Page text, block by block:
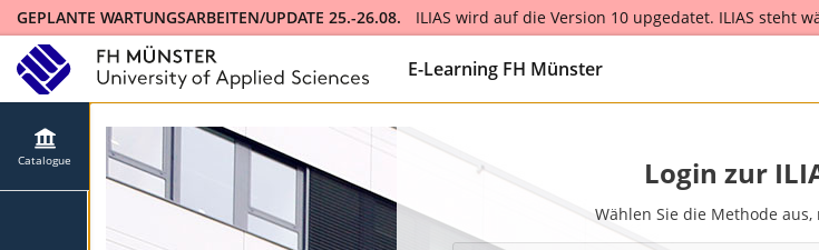
E-Learning FH Münster
GEPLANTE WARTUNGSARBEITEN/UPDATE 25.-26.08.
ILIAS wird auf die Version 10 upgedatet. ILIAS steht
ILIAS will be updated to version 10 and will not be available for the entire scheduled maintenance from
Catalogue Login zur
Wählen Sie die Methode